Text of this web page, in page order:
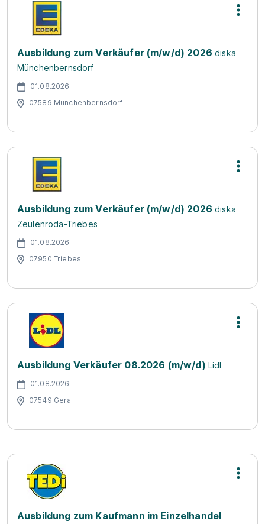
Ausbildung zum Verkäufer (m/w/d) 2026 diska
Münchenbernsdorf
01.08.2026
07589 Münchenbernsdorf
Ausbildung zum Verkäufer (m/w/d) 2026 diska
Zeulenroda-Triebes
01.08.2026
07950 Triebes
Ausbildung Verkäufer 08.2026 (m/w/d) Lidl
01.08.2026
07549 Gera
Ausbildung zum Kaufmann im Einzelhandel